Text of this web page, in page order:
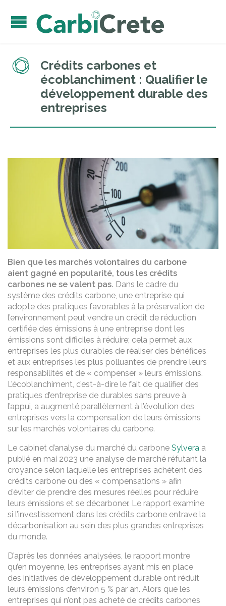
Crédits carbones et
écoblanchiment : Qualifier le
développement durable des
entreprises
Bien que les marchés volontaires du carbone
aient gagné en popularité, tous les crédits
carbones ne se valent pas. Dans le cadre du
système des crédits carbone, une entreprise qui
adopte des pratiques favorables à la préservation de
l’environnement peut vendre un crédit de réduction
certifiée des émissions à une entreprise dont les
émissions sont difficiles à réduire; cela permet aux
entreprises les plus durables de réaliser des bénéfices
et aux entreprises les plus polluantes de prendre leurs
responsabilités et de « compenser » leurs émissions.
L’écoblanchiment, c’est-à-dire le fait de qualifier des
pratiques d’entreprise de durables sans preuve à
l’appui, a augmenté parallèlement à l’évolution des
entreprises vers la compensation de leurs émissions
sur les marchés volontaires du carbone.
Le cabinet d’analyse du marché du carbone Sylvera a
publié en mai 2023 une analyse de marché réfutant la
croyance selon laquelle les entreprises achètent des
crédits carbone ou des « compensations » afin
d’éviter de prendre des mesures réelles pour réduire
leurs émissions et se décarboner. Le rapport examine
si l’investissement dans les crédits carbone entrave la
décarbonisation au sein des plus grandes entreprises
du monde.
D’après les données analysées, le rapport montre
qu’en moyenne, les entreprises ayant mis en place
des initiatives de développement durable ont réduit
leurs émissions d’environ 5 % par an. Alors que les
entreprises qui n’ont pas acheté de crédits carbones